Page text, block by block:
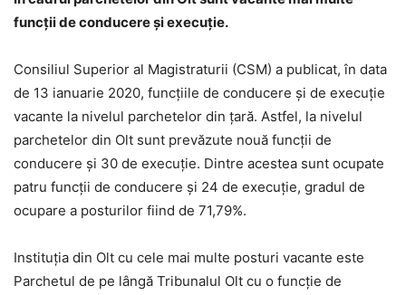
funcții de conducere și execuție.
Consiliul Superior al Magistraturii (CSM) a publicat, în data
de 13 ianuarie 2020, funcțiile de conducere și de execuție
vacante la nivelul parchetelor din țară. Astfel, la nivelul
parchetelor din Olt sunt prevăzute nouă funcții de
conducere și 30 de execuție. Dintre acestea sunt ocupate
patru funcții de conducere și 24 de execuție, gradul de
ocupare a posturilor fiind de 71,79%.
Instituția din Olt cu cele mai multe posturi vacante este
Parchetul de pe lângă Tribunalul Olt cu o funcție de